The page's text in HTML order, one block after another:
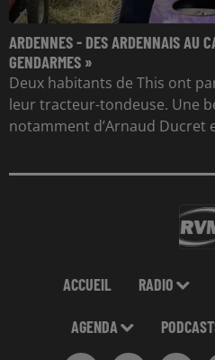
ARDENNES - DES ARDENNAIS AU
GENDARMES »
Deux habitants de This ont
leur tracteur-tondeuse. Une
notamment d’Arnaud Ducret
ACCUEIL RADIO
AGENDA